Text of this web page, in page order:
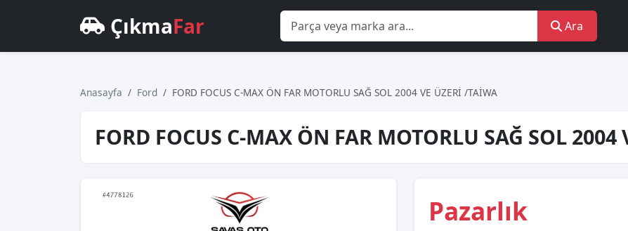
ÇıkmaFar Ara
Anasayfa Ford FORD FOCUS C-MAX ÖN FAR MOTORLU SAĞ SOL 2004 VE ÜZERİ /TAİWA
FORD FOCUS C-MAX ÖN FAR MOTORLU SAĞ SOL
Pazarlık